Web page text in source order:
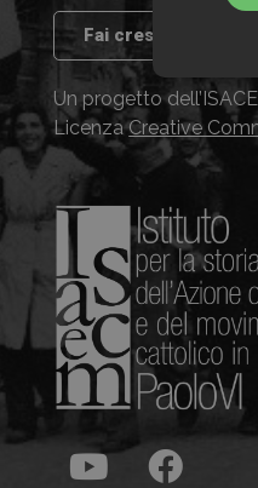
Fai crescere il
Un progetto
LicenzaCreative